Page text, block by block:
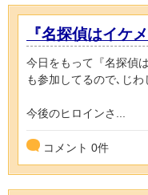
『名探偵はイケ
今日をもって『名探偵
も参加してるので､じ
今後のヒロインさ...
コメント 0件